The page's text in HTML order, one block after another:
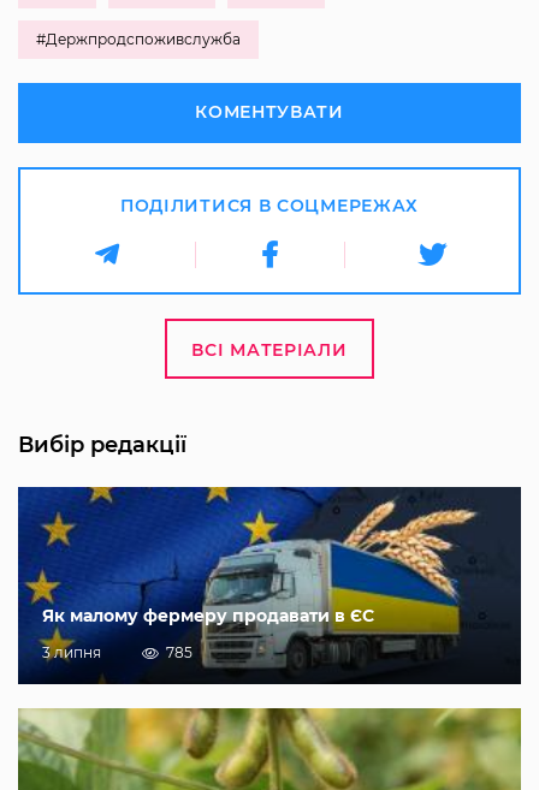
#Держпродспоживслужба
КОМЕНТУВАТИ
ПОДІЛИТИСЯ В СОЦМЕРЕЖАХ
ВСІ МАТЕРІАЛИ
Вибір редакції
Як малому фермеру продавати в ЄС
3 липня 785